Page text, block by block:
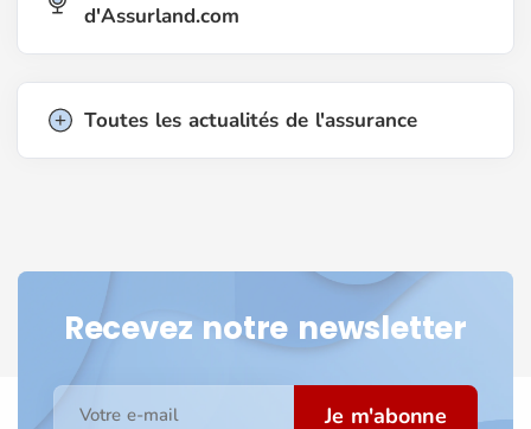
d'Assurland.com
Toutes les actualités de l'assurance
Recevez notre newsletter
Votre e-mail Je m'abonne